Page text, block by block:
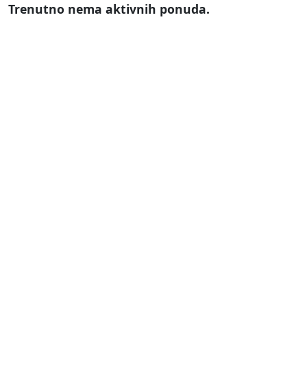
Trenutno nema aktivnih ponuda.